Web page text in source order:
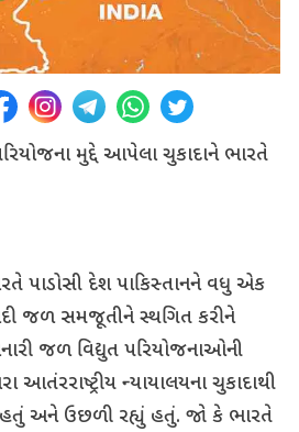
મુદ્દે આપેલા ચુકાદાને ભારતે
પાડોસી દેશ પાકિસ્તાનને વધુ એક
જળ સમજૂતીને સ્થગિત કરીને
જળ વિદ્યુત પરિયોજનાઓની
આતંરરાષ્ટ્રીય ન્યાયાલયના ચુકાદાથી
અને ઉછળી રહ્યું હતું. જો કે ભારતે